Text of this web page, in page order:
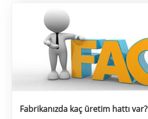
Fabrikanızda kaç üretim hattı var?